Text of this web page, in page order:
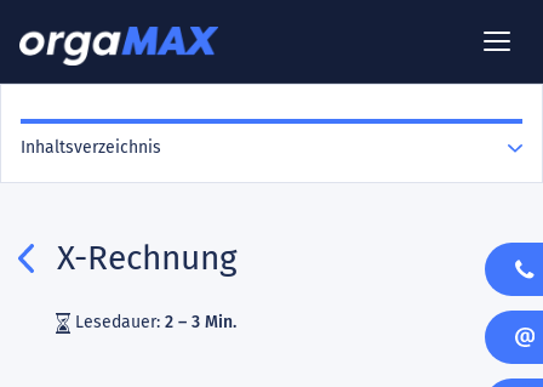
X-Rechnung
Lesedauer: 2 – 3 Min.
Inhaltsverzeichnis